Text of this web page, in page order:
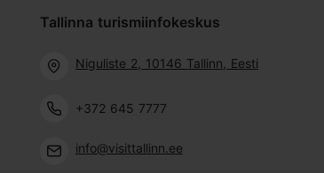
Tallinna turismiinfokeskus
Niguliste 2, 10146 Tallinn, Eesti
+372 645 7777
info@visittallinn.ee